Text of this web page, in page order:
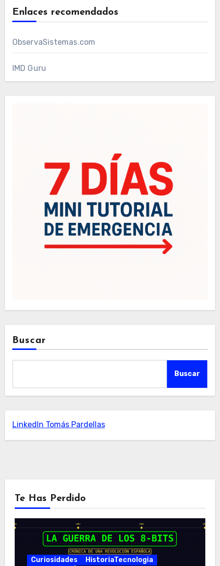
Enlaces recomendados
ObservaSistemas.com
IMD Guru
Buscar
Buscar
LinkedIn Tomás Pardellas
Te Has Perdido
Curiosidades
HistoriaTecnologia